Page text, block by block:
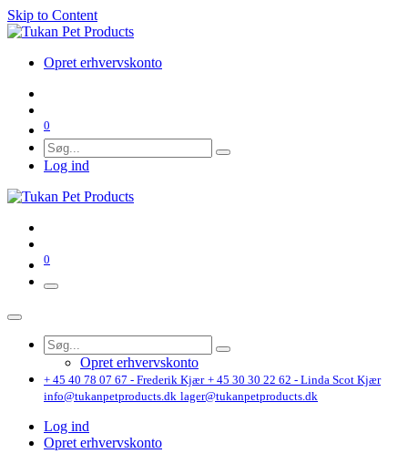
Skip to Content
Opret erhvervskonto
0
Log ind
0
Opret erhvervskonto
+ 45 40 78 07 67 - Frederik Kjær + 45 30 30 22 62 - Linda Scot Kjær
info@tukanpetproducts.dk lager@tukanpetproducts.dk
Log ind
Opret erhvervskonto